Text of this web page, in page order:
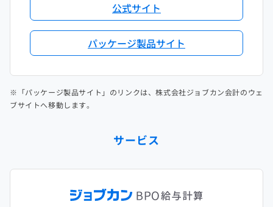
公式サイト
パッケージ製品サイト
※「パッケージ製品サイト」のリンクは、株式会社ジョブカン会計のウェ
ブサイトへ移動します。
サービス